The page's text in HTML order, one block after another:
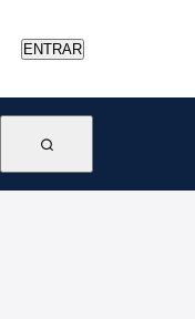
ENTRAR